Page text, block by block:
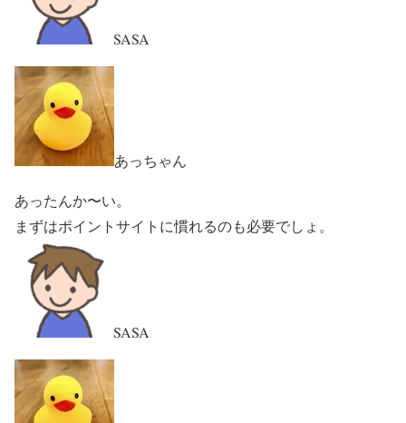
SASA
あっちゃん
あったんか〜い。
まずはポイントサイトに慣れるのも必要でしょ。
SASA